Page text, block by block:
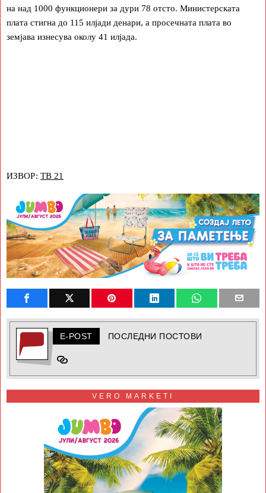
на над 1000 функционери за дури 78 отсто. Министерската
плата стигна до 115 илјади денари, а просечната плата во
земјава изнесува околу 41 илјада.
ИЗВОР: ТВ 21
E-POST ПОСЛЕДНИ ПОСТОВИ
VERO MARKETI